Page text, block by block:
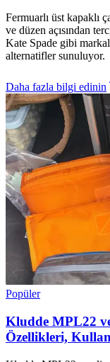
Fermuarlı üst kapaklı
ve düzen açısından
Kate Spade gibi
alternatifler sunuluyor.
Daha fazla bilgi edinin
Popüler
Kludde MPL22
Özellikleri,